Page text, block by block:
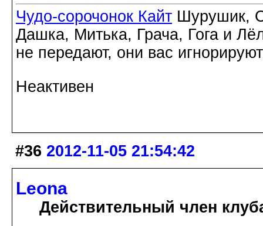
Чудо-сорочонок Кайт Шурушик,
Дашка, Митька, Грача, Гога и
не передают, они вас игнорируют
Неактивен
#36 2012-11-05 21:54:42
Leona
Действительный член